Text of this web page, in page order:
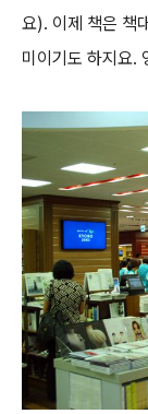
요). 이제 책은 책
미이기도 하지요.